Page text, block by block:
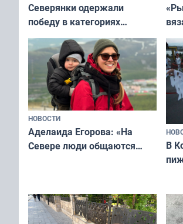
Северянки одержали
победу в категориях
всероссийского конкурса
«Мисс и Миссис Великая
Русь»
НОВОСТИ
Аделаида Егорова: «На
Севере люди общаются
В